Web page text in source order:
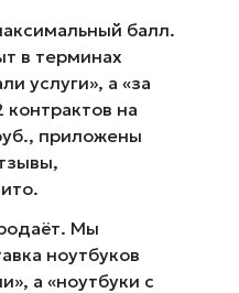
балл.
в терминах
услуги», а «за
на
приложены
Мы
ноутбуков
а «ноутбуки с